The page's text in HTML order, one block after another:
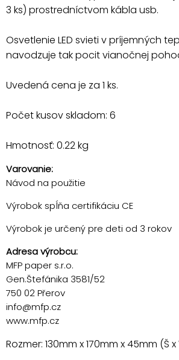
3 ks) prostredníctvom kábla usb.
Osvetlenie LED svieti v príjemných
navodzuje tak pocit vianočnej
Uvedená cena je za 1 ks.
Počet kusov skladom: 6
Hmotnosť: 0.22 kg
Varovanie:
Návod na použitie
Výrobok spĺňa certifikáciu CE
Výrobok je určený pre deti od 3 rokov
Adresa výrobcu:
MFP paper s.r.o.
Gen.Štefánika 3581/52
750 02 Přerov
info@mfp.cz
www.mfp.cz
Rozmer: 130mm x 170mm x 45mm (Š x